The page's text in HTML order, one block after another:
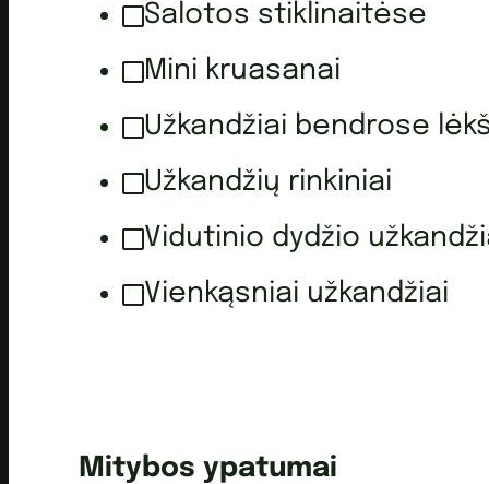
Salotos stiklinaitėse
Mini kruasanai
Užkandžiai bendrose
Užkandžių rinkiniai
Vidutinio dydžio
Vienkąsniai užkandžiai
Mitybos ypatumai